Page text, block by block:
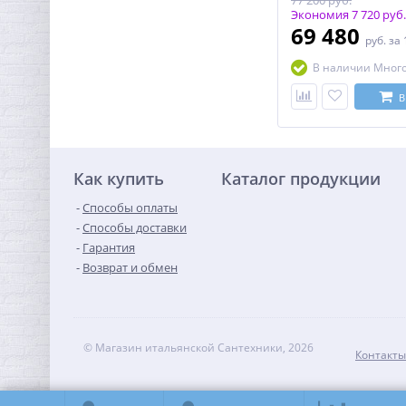
профиль, с
доводчиком.
конструкция
горизонтального
закрывается
алюминиевой
выступает в роли
эксплуатации: 15
уплотнители,
уплотнители) 1 год с
Экономия 7 720 руб.
69 480 руб. за
В наличии
Как купить
Способы оплаты
Способы доставки
Гарантия
Возврат и обмен
Каталог продукции
© Магазин итальянской Сантехники, 2026 Контакты